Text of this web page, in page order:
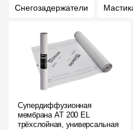
Снегозадержатели
Супердиффузионная
мембрана АT 200 EL
трёхслойная, универсальная